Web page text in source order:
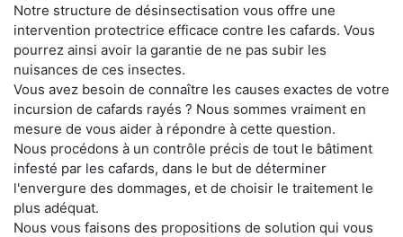
Notre structure de désinsectisation vous offre une
intervention protectrice efficace contre les cafards. Vous
pourrez ainsi avoir la garantie de ne pas subir les
nuisances de ces insectes.
Vous avez besoin de connaître les causes exactes de votre
incursion de cafards rayés ? Nous sommes vraiment en
mesure de vous aider à répondre à cette question.
Nous procédons à un contrôle précis de tout le bâtiment
infesté par les cafards, dans le but de déterminer
l'envergure des dommages, et de choisir le traitement le
plus adéquat.
Nous vous faisons des propositions de solution qui vous